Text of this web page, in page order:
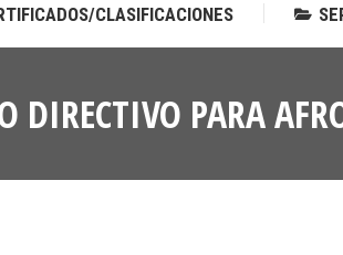
CLASIFICACIONES
DIRECTIVO PARA